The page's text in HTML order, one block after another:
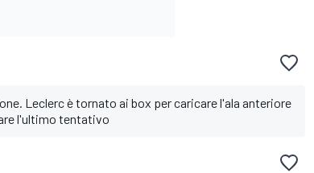
Leclerc è tornato ai box per caricare l'ala anteriore
l'ultimo tentativo